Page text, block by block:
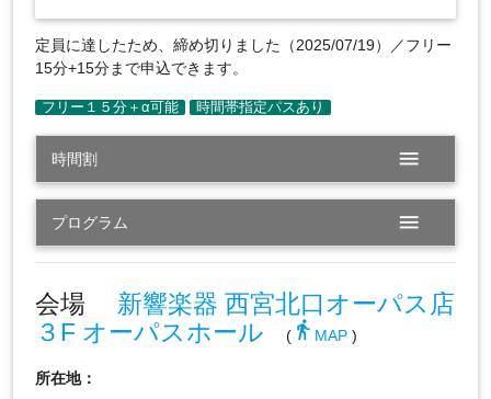
定員に達したため、締め切りました（2025/07/19）／フリー
15分+15分まで申込できます。
時間割 menu
プログラム menu
会場 新響楽器 西宮北口オーパス店
３F オーパスホール
(directions_walk MAP)
所在地：